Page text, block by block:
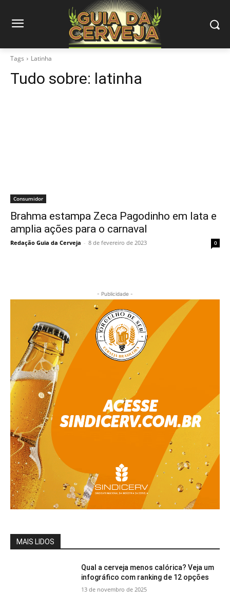
Tags Latinha
Tudo sobre: latinha
Consumidor
Brahma estampa Zeca Pagodinho em lata e
amplia ações para o carnaval
Redação Guia da Cerveja - 8 de fevereiro de 2023 0
- Publicidade -
MAIS LIDOS
Qual a cerveja menos calórica? Veja um
infográfico com ranking de 12 opções
13 de novembro de 2025